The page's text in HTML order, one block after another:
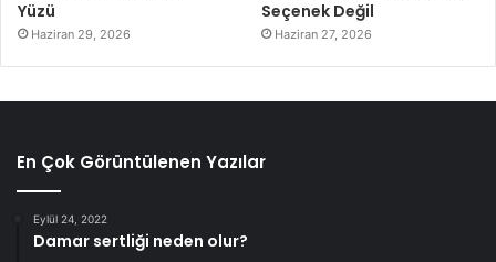
Yüzü
Haziran 29, 2026
Seçenek Değil
Haziran 27, 2026
En Çok Görüntülenen Yazılar
Eylül 24, 2022
Damar sertliği neden olur?